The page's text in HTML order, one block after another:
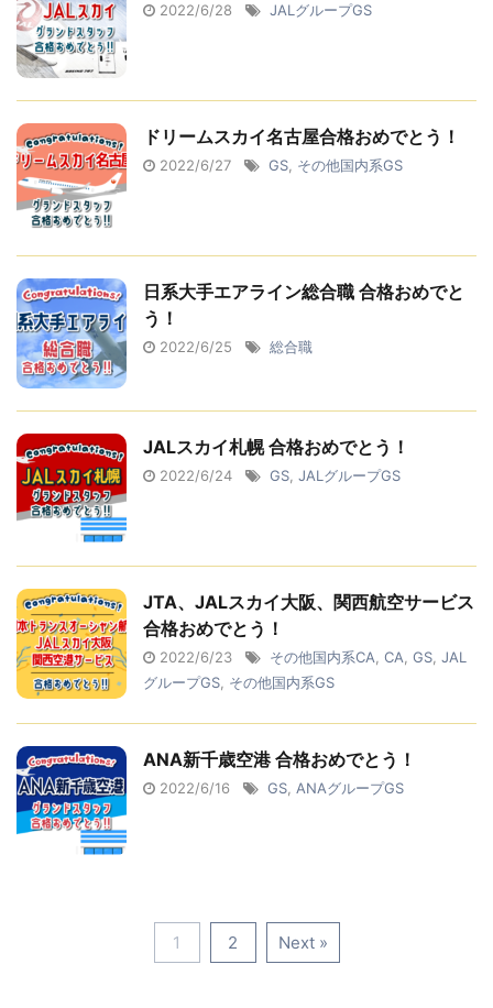
2022/6/28 JALグループGS
ドリームスカイ名古屋合格おめでとう！
2022/6/27 GS その他国内系GS
日系大手エアライン総合職 合格おめでと
う！
2022/6/25 総合職
JALスカイ札幌 合格おめでとう！
2022/6/24 GS JALグループGS
JTA、JALスカイ大阪、関西航空サービス
合格おめでとう！
2022/6/23 その他国内系CA CA GS JAL
グループGS その他国内系GS
ANA新千歳空港 合格おめでとう！
2022/6/16 GS ANAグループGS
1 2 Next »